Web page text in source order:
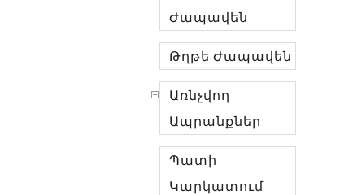
Ժապավեն
Թղթե Ժապավեն
Առնչվող
Ապրանքներ
Պատի
Կարկատում